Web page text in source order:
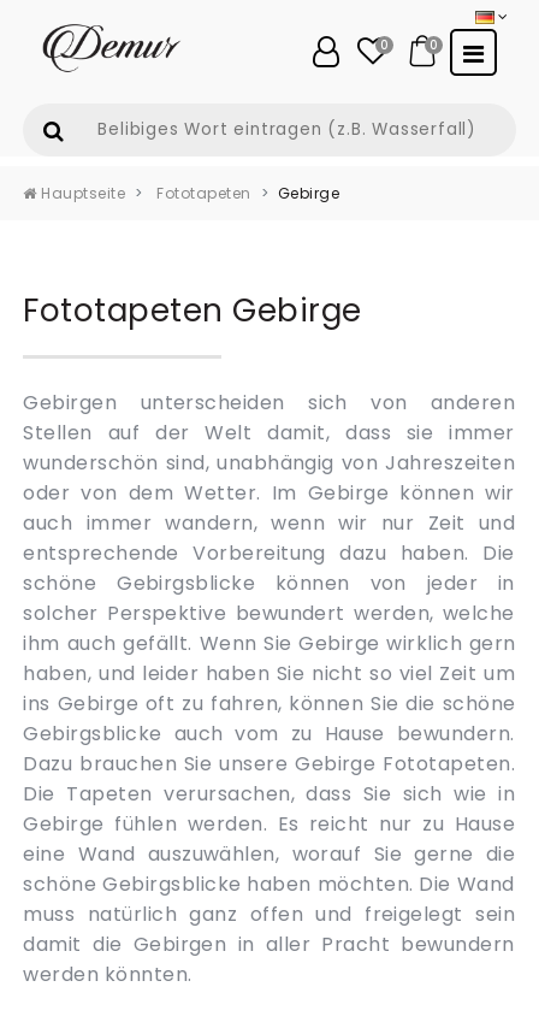
0 0
Hauptseite Fototapeten Gebirge
Fototapeten Gebirge
Gebirgen unterscheiden sich von anderen
Stellen auf der Welt damit, dass sie immer
wunderschön sind, unabhängig von Jahreszeiten
oder von dem Wetter. Im Gebirge können wir
auch immer wandern, wenn wir nur Zeit und
entsprechende Vorbereitung dazu haben. Die
schöne Gebirgsblicke können von jeder in
solcher Perspektive bewundert werden, welche
ihm auch gefällt. Wenn Sie Gebirge wirklich gern
haben, und leider haben Sie nicht so viel Zeit um
ins Gebirge oft zu fahren, können Sie die schöne
Gebirgsblicke auch vom zu Hause bewundern.
Dazu brauchen Sie unsere Gebirge Fototapeten.
Die Tapeten verursachen, dass Sie sich wie in
Gebirge fühlen werden. Es reicht nur zu Hause
eine Wand auszuwählen, worauf Sie gerne die
schöne Gebirgsblicke haben möchten. Die Wand
muss natürlich ganz offen und freigelegt sein
damit die Gebirgen in aller Pracht bewundern
werden könnten.